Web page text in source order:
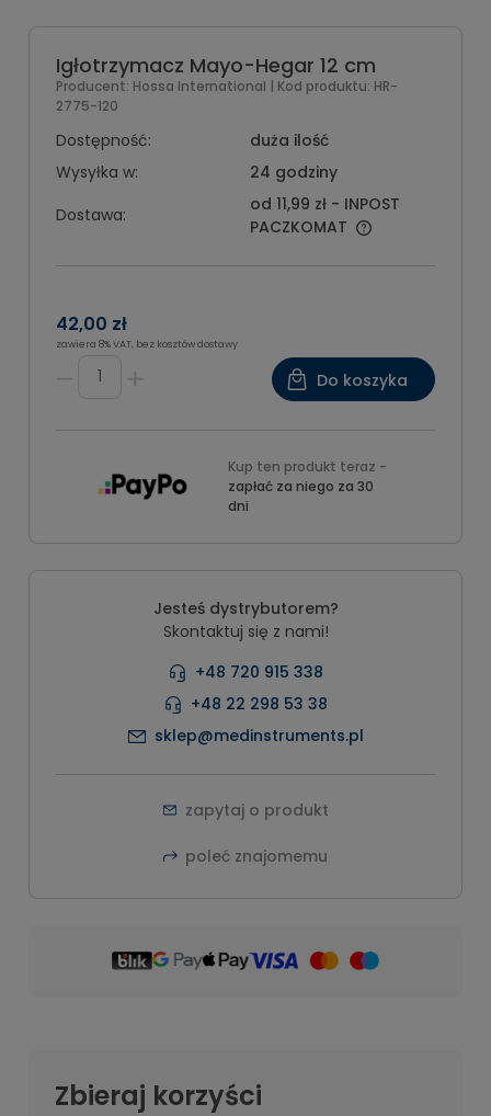
Igłotrzymacz Mayo-Hegar 12 cm
Producent: Hossa International | Kod produktu: HR-
2775-120
Dostępność:
duża ilość
Wysyłka w:
24 godziny
Dostawa:
od 11,99 zł - INPOST
PACZKOMAT
42,00 zł
zawiera 8% VAT, bez kosztów dostawy
Do koszyka
Kup ten produkt teraz -
zapłać za niego za 30
dni
Jesteś dystrybutorem?
Skontaktuj się z nami!
+48 720 915 338
+48 22 298 53 38
sklep@medinstruments.pl
zapytaj o produkt
poleć znajomemu
Zbieraj korzyści